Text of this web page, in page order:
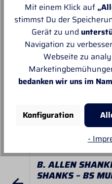
Unsere
B. ALLEN
SHANKS – BS
Mit einem Klick auf
stimmst Du der
Gerät zu und
Navigation zu
Webseite zu
bedanken wir uns im
Konfiguration
-